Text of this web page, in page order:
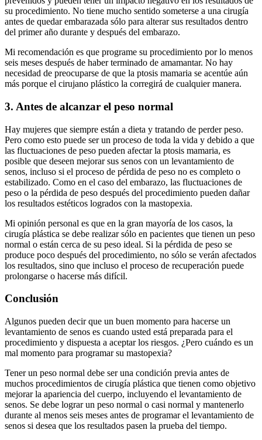
su procedimiento. No tiene mucho sentido someterse a una cirugía
antes de quedar embarazada sólo para alterar sus resultados dentro
del primer año durante y después del embarazo.
Mi recomendación es que programe su procedimiento por lo menos
seis meses después de haber terminado de amamantar. No hay
necesidad de preocuparse de que la ptosis mamaria se acentúe aún
más porque el cirujano plástico la corregirá de cualquier manera.
3. Antes de alcanzar el peso normal
Hay mujeres que siempre están a dieta y tratando de perder peso.
Pero como esto puede ser un proceso de toda la vida y debido a que
las fluctuaciones de peso pueden afectar la ptosis mamaria, es
posible que deseen mejorar sus senos con un levantamiento de
senos, incluso si el proceso de pérdida de peso no es completo o
estabilizado. Como en el caso del embarazo, las fluctuaciones de
peso o la pérdida de peso después del procedimiento pueden dañar
los resultados estéticos logrados con la mastopexia.
Mi opinión personal es que en la gran mayoría de los casos, la
cirugía plástica se debe realizar sólo en pacientes que tienen un peso
normal o están cerca de su peso ideal. Si la pérdida de peso se
produce poco después del procedimiento, no sólo se verán afectados
los resultados, sino que incluso el proceso de recuperación puede
prolongarse o hacerse más difícil.
Conclusión
Algunos pueden decir que un buen momento para hacerse un
levantamiento de senos es cuando usted está preparada para el
procedimiento y dispuesta a aceptar los riesgos. ¿Pero cuándo es un
mal momento para programar su mastopexia?
Tener un peso normal debe ser una condición previa antes de
muchos procedimientos de cirugía plástica que tienen como objetivo
mejorar la apariencia del cuerpo, incluyendo el levantamiento de
senos. Se debe lograr un peso normal o casi normal y mantenerlo
durante al menos seis meses antes de programar el levantamiento de
senos si desea que los resultados pasen la prueba del tiempo.